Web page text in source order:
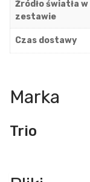
Źródło światła w
zestawie
Czas dostawy
Marka
Trio